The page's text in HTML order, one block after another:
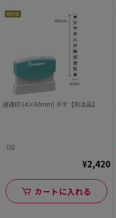
速達印 (4×60mm) タテ【別注品】
（0）
¥2,420
カートに入れる